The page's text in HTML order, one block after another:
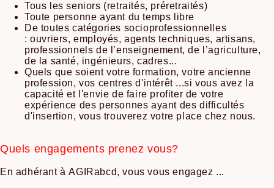
Tous les seniors (retraités, préretraités)
Toute personne ayant du temps libre
De toutes catégories socioprofessionnelles
: ouvriers, employés, agents techniques, artisans,
professionnels de l’enseignement, de l’agriculture,
de la santé, ingénieurs, cadres...
Quels que soient votre formation, votre ancienne
profession, vos centres d'intérêt ...si vous avez la
capacité et l'envie de faire profiter de votre
expérience des personnes ayant des difficultés
d'insertion, vous trouverez votre place chez nous.
Quels engagements prenez vous?
En adhérant à AGIRabcd, vous vous engagez ...